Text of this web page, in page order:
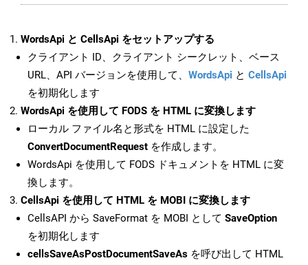
WordsApi と CellsApi をセットアップする
クライアント ID、クライアント シークレット、ベース
URL、API バージョンを使用して、 WordsApi と CellsApi
を初期化します
WordsApi を使用して FODS を HTML に変換します
ローカル ファイル名と形式を HTML に設定した
ConvertDocumentRequest を作成します。
WordsApi を使用して FODS ドキュメントを HTML に変
換します。
CellsApi を使用して HTML を MOBI に変換します
CellsAPI から SaveFormat を MOBI として SaveOption
を初期化します
cellsSaveAsPostDocumentSaveAs を呼び出して HTML